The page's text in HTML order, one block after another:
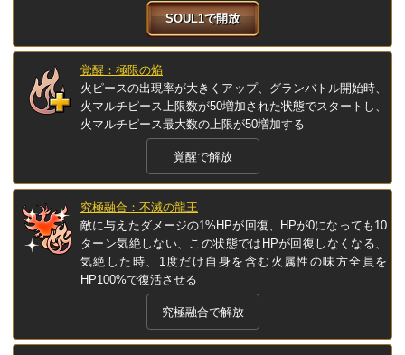
SOUL1で開放
覚醒：極限の焔
火ピースの出現率が大きくアップ、グランバトル開始時、
火マルチピース上限数が50増加された状態でスタートし、
火マルチピース最大数の上限が50増加する
覚醒で解放
究極融合：不滅の龍王
敵に与えたダメージの1%HPが回復、HPが0になっても10
ターン気絶しない、この状態ではHPが回復しなくなる、
気絶した時、1度だけ自身を含む火属性の味方全員を
HP100%で復活させる
究極融合で解放